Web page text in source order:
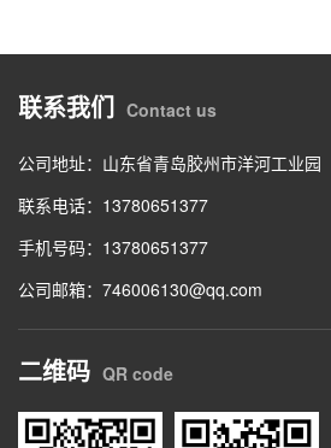
联系我们 Contact us
公司地址：山东省青岛胶州市洋河工业园
联系电话：13780651377
手机号码：13780651377
公司邮箱：746006130@qq.com
二维码 QR code